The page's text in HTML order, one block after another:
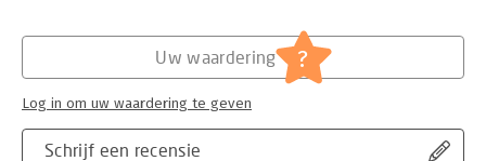
Schrijf een recensie
Uw waardering ?
Log in om uw waardering te geven